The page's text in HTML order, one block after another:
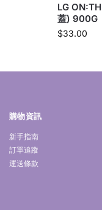
LG
蓋) 900G
$33.00
購物資訊
新手指南
訂單追蹤
運送條款